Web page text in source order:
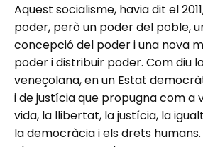
Aquest socialisme, havia dit el
poder, però un poder del poble,
concepció del poder i una nova
poder i distribuir poder. Com diu
veneçolana, en un Estat
i de justícia que propugna com a
vida, la llibertat, la justícia, la
la democràcia i els drets